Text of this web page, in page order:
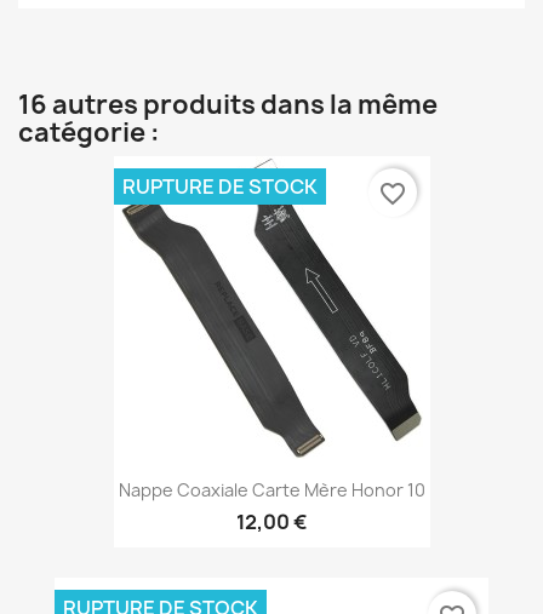
16 autres produits dans la même
catégorie :
Nappe Coaxiale Carte Mère Honor 10
12,00 €
RUPTURE DE STOCK favorite_border
RUPTURE DE STOCK